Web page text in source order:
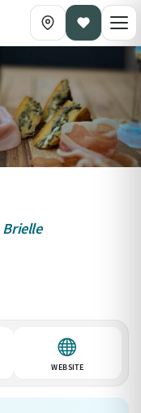
Brielle
WEBSITE